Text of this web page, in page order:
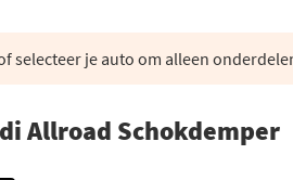
selecteer je auto om alleen
Allroad Schokdemper